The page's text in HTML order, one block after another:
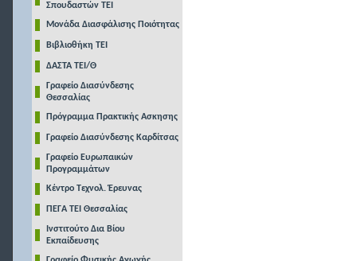
Σπουδαστών ΤΕΙ
Μονάδα Διασφάλισης Ποιότητας
Βιβλιοθήκη ΤΕΙ
ΔΑΣΤΑ ΤΕΙ/Θ
Γραφείο Διασύνδεσης
Θεσσαλίας
Πρόγραμμα Πρακτικής Ασκησης
Γραφείο Διασύνδεσης Καρδίτσας
Γραφείο Ευρωπαικών
Προγραμμάτων
Κέντρο Τεχνολ. Έρευνας
ΠΕΓΑ ΤΕΙ Θεσσαλίας
Ινστιτούτο Δια Βίου
Εκπαίδευσης